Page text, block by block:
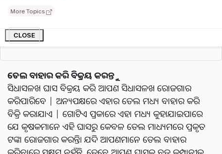
More Topics
CLOSE
ଅନେକ ରୋଗକୁ ଦୂର କରିବା ପାଇଁ କାମ କରିଥାଏ | ଏହାକୁ ଚାଷ
କରୁଥିବା କୃଷକମାନେ ଦୁଇଟି ଉପାୟରେ ରୋଜଗାର କରନ୍ତି |
ତେଲ ବାହାର କରି ବିକ୍ରୟ କରନ୍ତୁ
ସିଧାସଳଖ ଘାସ ବିକ୍ରୟ କରି ଆପଣ ସିଧାସଳଖ ରୋଜଗାର
କରିପାରିବେ | ଅନ୍ୟପକ୍ଷରେ ଏହାର ତେଲ ମଧ୍ୟ ବାହାର କରି
ବିକ୍ରି କରାଯାଏ | ଗୋଟିଏ ପ୍ରକାରେ ଏହା ମଧ୍ୟ କୁହାଯାଇପାରେ
ଯେ କୃଷକମାନେ ଏହି ଘାସରୁ କେବଳ ତେଲ ମାଧ୍ୟମରେ ପ୍ରକୃତ
ଟଙ୍କା ରୋଜଗାର କରନ୍ତି। ଯଦି ଆପଣମାନେ ତେଲ ବାହାର